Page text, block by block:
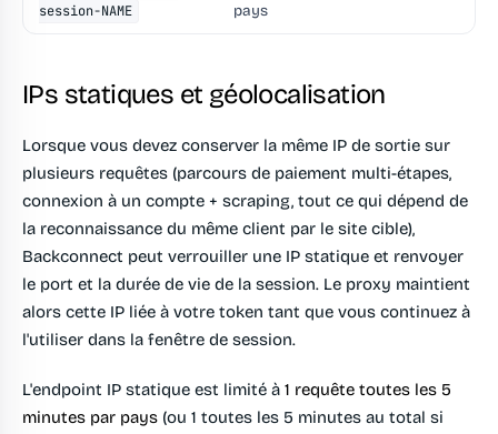
session-NAME
pays
IPs statiques et géolocalisation
Lorsque vous devez conserver la même IP de sortie sur
plusieurs requêtes (parcours de paiement multi-étapes,
connexion à un compte + scraping, tout ce qui dépend de
la reconnaissance du même client par le site cible),
Backconnect peut verrouiller une IP statique et renvoyer
le port et la durée de vie de la session. Le proxy maintient
alors cette IP liée à votre token tant que vous continuez à
l'utiliser dans la fenêtre de session.
L'endpoint IP statique est limité à 1 requête toutes les 5
minutes par pays (ou 1 toutes les 5 minutes au total si